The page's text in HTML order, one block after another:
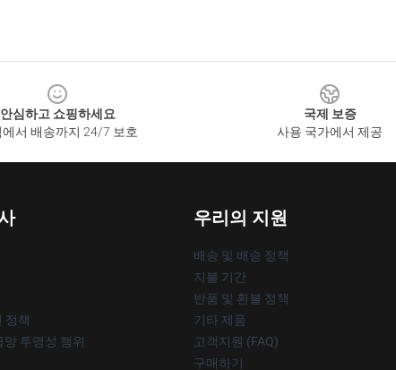
안심하고 쇼핑하세요
에서 배송까지 24/7 보호
국제 보증
사용 국가에서 제공
정책
망 투명성 행위
우리의 지원
배송 및 배송 정책
지불 기간
반품 및 환불 정책
기타 제품
고객지원 (FAQ)
구매하기